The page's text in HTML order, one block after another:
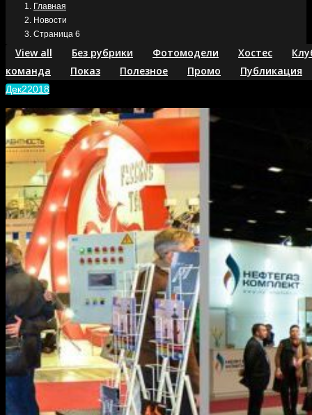
Главная
Новости
Страница 6
View all Без рубрики Фотомодели Хостес
команда
Показ Полезное Промо Публикация
Дек22018